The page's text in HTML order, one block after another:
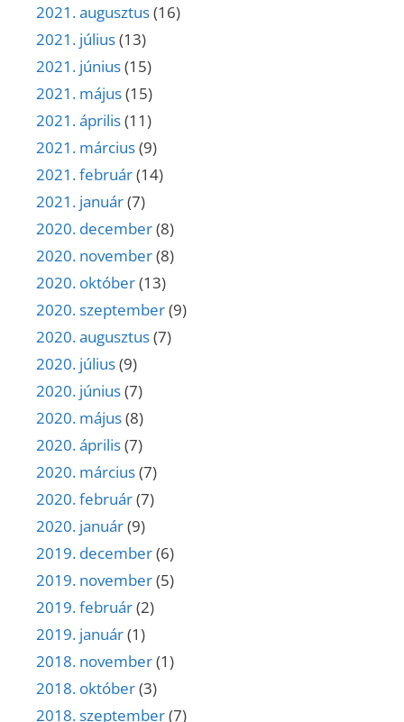
2021. augusztus(16)
2021. július(13)
2021. június(15)
2021. május(15)
2021. április(11)
2021. március(9)
2021. február(14)
2021. január(7)
2020. december(8)
2020. november(8)
2020. október(13)
2020. szeptember(9)
2020. augusztus(7)
2020. július(9)
2020. június(7)
2020. május(8)
2020. április(7)
2020. március(7)
2020. február(7)
2020. január(9)
2019. december(6)
2019. november(5)
2019. február(2)
2019. január(1)
2018. november(1)
2018. október(3)
2018. szeptember(7)